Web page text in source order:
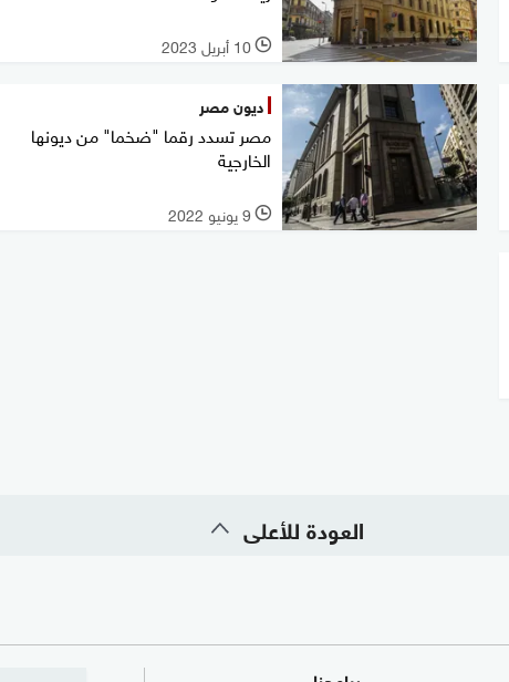
l 10 أبريل 2023
ديون مصر
مصر تسدد رقما "ضخما" من ديونها
الخارجية
l 9 يونيو 2022
العودة للأعلى